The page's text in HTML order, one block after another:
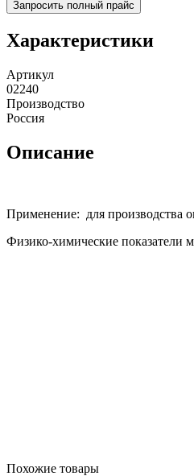
Характеристики
Артикул
02240
Производство
Россия
Описание
Применение: для производства
Физико-химические
Похожие товары